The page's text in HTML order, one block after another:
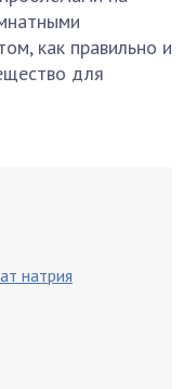
как правильно и
для
натрия